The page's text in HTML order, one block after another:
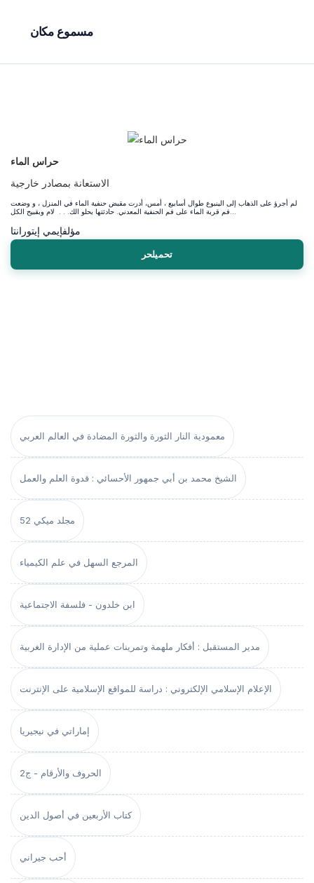
مسموع مكان
معمودية النار الثورة والثورة المضادة في العالم العربي
الشيخ محمد بن أبي جمهور الأحسائي : قدوة العلم والعمل
مجلد ميكي 52
المرجع السهل في علم الكيمياء
ابن خلدون - فلسفة الاجتماعية
مدير المستقبل : أفكار ملهمة وتمرينات عملية من الإدارة الغربية
الإعلام الإسلامي الإلكتروني : دراسة للمواقع الإسلامية على الإنترنت
إماراتي في نيجيريا
الحروف والأرقام - ج2
كتاب الأربعين في أصول الدين
أحب جيراني
حراس الماء
الاستعانة بمصادر خارجية
لم أجرؤ على الذهاب إلى الينبوع طوال أسابيع ، أمس، أدرت مقبض حنفية الماء في المنزل ، و وضعت
مؤلفإيمي إيتورانتا
تحميلحر